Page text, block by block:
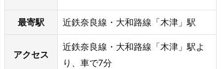
最寄駅 近鉄奈良線・大和路線「木津」駅
アクセス
近鉄奈良線・大和路線「木津」駅よ
り、車で7分